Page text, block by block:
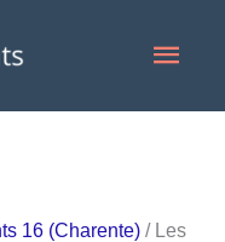
16 (Charente) / Les